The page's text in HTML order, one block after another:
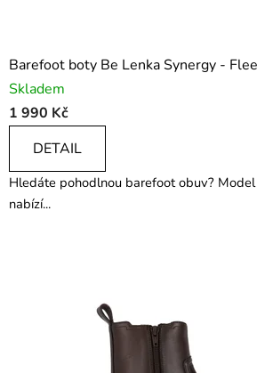
Barefoot boty Be Lenka Synergy -
Skladem
1 990 Kč
DETAIL
Hledáte pohodlnou barefoot obuv?
nabízí...